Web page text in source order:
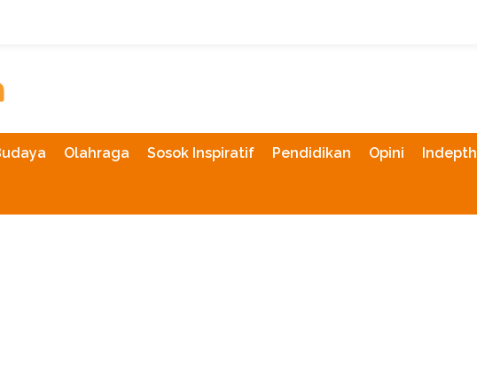
Olahraga Sosok Inspiratif Pendidikan Opini Indepth